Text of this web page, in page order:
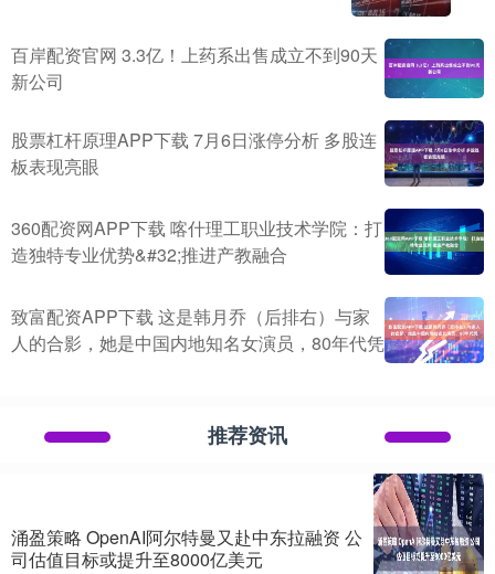
百岸配资官网 3.3亿！上药系出售成立不到90天
新公司
股票杠杆原理APP下载 7月6日涨停分析 多股连
板表现亮眼
360配资网APP下载 喀什理工职业技术学院：打
造独特专业优势&#32;推进产教融合
致富配资APP下载 这是韩月乔（后排右）与家
人的合影，她是中国内地知名女演员，80年代凭
推荐资讯
涌盈策略 OpenAI阿尔特曼又赴中东拉融资 公
司估值目标或提升至8000亿美元